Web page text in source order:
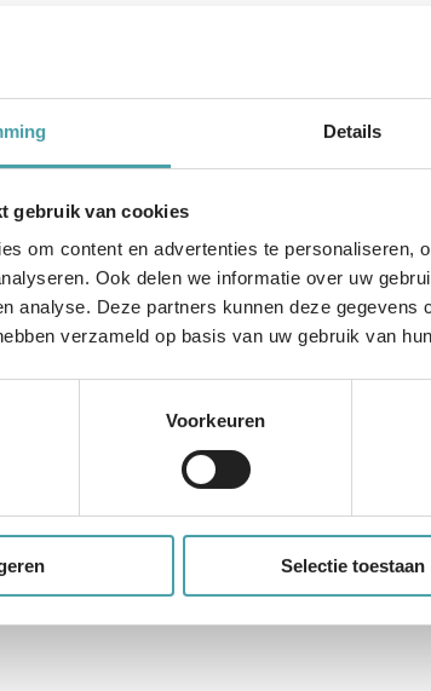
Details
gebruik van cookies
om content en advertenties te personaliseren,
Ook delen we informatie over uw
analyse. Deze partners kunnen deze
verzameld op basis van uw gebruik van
Voorkeuren
Selectie toestaan
toetsen we de ideeën
Ben je leverancier, ICT-coördinator,
of het beheren van de bijbehorende
4 februari
– 16.30
via MS Teams
meld je aan!
in een klankbordgroep en wil je je aanmelden
v.org